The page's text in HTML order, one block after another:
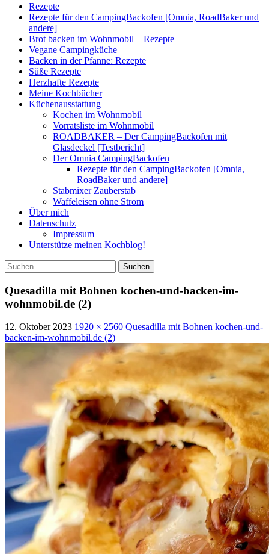
Rezepte
Rezepte für den CampingBackofen [Omnia, RoadBaker und
andere]
Brot backen im Wohnmobil – Rezepte
Vegane Campingküche
Backen in der Pfanne: Rezepte
Süße Rezepte
Herzhafte Rezepte
Meine Kochbücher
Küchenausstattung
Kochen im Wohnmobil
Vorratsliste im Wohnmobil
ROADBAKER – Der CampingBackofen mit
Glasdeckel [Testbericht]
Der Omnia CampingBackofen
Rezepte für den CampingBackofen [Omnia,
RoadBaker und andere]
Stabmixer Zauberstab
Waffeleisen ohne Strom
Über mich
Datenschutz
Impressum
Unterstütze meinen Kochblog!
Suchen
nach:
Quesadilla mit Bohnen kochen-und-backen-im-
wohnmobil.de (2)
12. Oktober 2023 1920 × 2560 Quesadilla mit Bohnen kochen-und-
backen-im-wohnmobil.de (2)